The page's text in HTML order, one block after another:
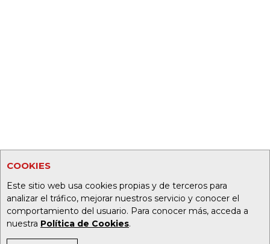
COOKIES
Este sitio web usa cookies propias y de terceros para
analizar el tráfico, mejorar nuestros servicio y conocer el
comportamiento del usuario. Para conocer más, acceda a
nuestra Política de Cookies.